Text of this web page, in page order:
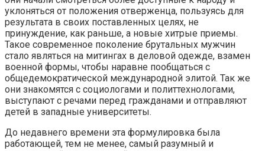
уклоняться от положения отверженца, пользуясь для
результата в своих поставленных целях, не
принуждение, как раньше, а новые хитрые приемы.
Такое современное поколение брутальных мужчин
стало являться на митингах в деловой одежде, взамен
военной формы, чтобы наравне пообщаться с
общедемократической международной элитой. Так же
они знакомятся с социологами и политтехнологами,
выступают с речами перед гражданами и отправляют
детей в западные университеты.
До недавнего времени эта формулировка была
работающей, тем не менее, самый разумный и